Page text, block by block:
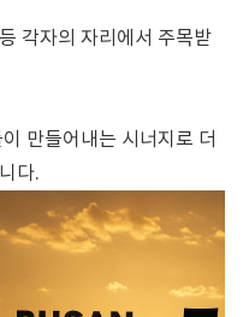
각자의 자리에서 주목받
만들어내는 시너지로 더
다.